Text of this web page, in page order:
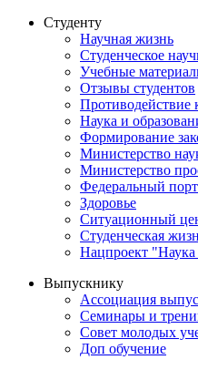
Студенту
Научная жизнь
Студенческое
Учебные
Отзывы студентов
Противодействие
Наука и
Формирование
Министерство
Министерство
Федеральный
Здоровье
Ситуационный
Студенческая
Нацпроект
Выпускнику
Ассоциация
Семинары и
Совет молодых
Доп обучение